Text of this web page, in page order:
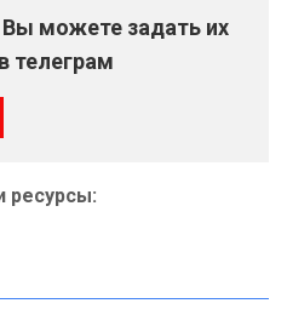
можете задать их
телеграм
ресурсы: